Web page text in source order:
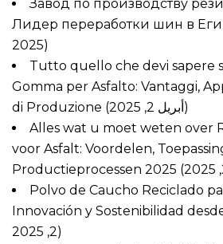
Завод по производству
Лидер переработки шин в
2025)
Tutto quello che devi sapere
Gomma per Asfalto: Vantaggi,
di Produzione
(أبريل 2, 2025)
Alles wat u moet weten over
voor Asfalt: Voordelen,
Productieprocessen 2025
Polvo de Caucho Reciclado
Innovación y Sostenibilidad
2, 2025)